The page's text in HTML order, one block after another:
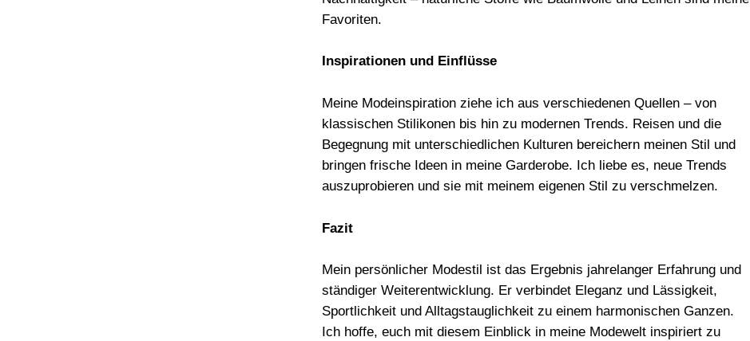
Favoriten.
Inspirationen und Einflüsse
Meine Modeinspiration ziehe ich aus verschiedenen Quellen – von
klassischen Stilikonen bis hin zu modernen Trends. Reisen und die
Begegnung mit unterschiedlichen Kulturen bereichern meinen Stil und
bringen frische Ideen in meine Garderobe. Ich liebe es, neue Trends
auszuprobieren und sie mit meinem eigenen Stil zu verschmelzen.
Fazit
Mein persönlicher Modestil ist das Ergebnis jahrelanger Erfahrung und
ständiger Weiterentwicklung. Er verbindet Eleganz und Lässigkeit,
Sportlichkeit und Alltagstauglichkeit zu einem harmonischen Ganzen.
Ich hoffe, euch mit diesem Einblick in meine Modewelt inspiriert zu